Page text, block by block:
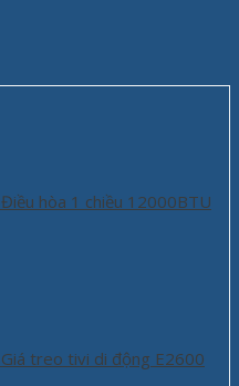
Điều hòa 1 chiều 12000BTU
Giá treo tivi di động E2600